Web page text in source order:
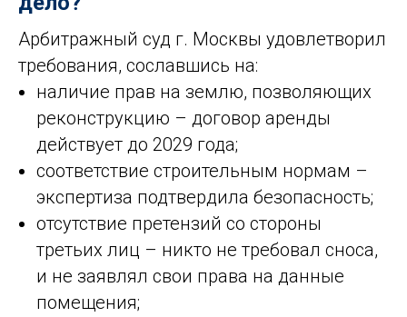
Арбитражный суд г. Москвы удовлетворил
требования, сославшись на:
наличие прав на землю, позволяющих
реконструкцию – договор аренды
действует до 2029 года;
соответствие строительным нормам –
экспертиза подтвердила безопасность;
отсутствие претензий со стороны
третьих лиц – никто не требовал сноса,
и не заявлял свои права на данные
помещения;